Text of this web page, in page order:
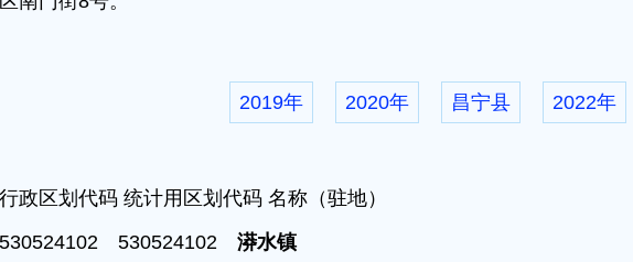
2019年 2020年 昌宁县 2022年
行政区划代码 统计用区划代码 名称（驻地）
530524102 530524102 漭水镇